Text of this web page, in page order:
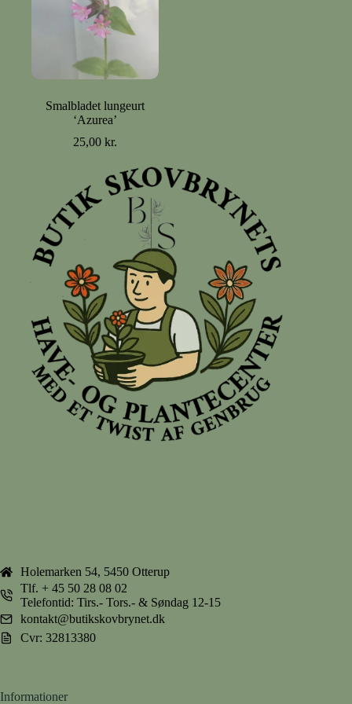
Smalbladet lungeurt
‘Azurea’
25,00kr.
Holemarken 54, 5450 Otterup
Tlf. + 45 50 28 08 02
Telefontid: Tirs.- Tors.- & Søndag 12-15
kontakt@butikskovbrynet.dk
Cvr: 32813380
Informationer